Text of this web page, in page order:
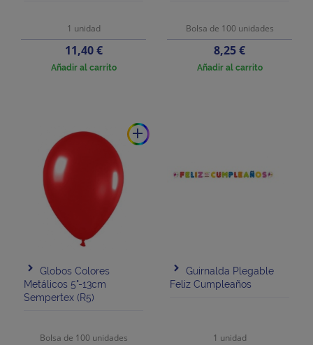
1 unidad
Precio
11,40 €
Añadir al carrito
Bolsa de 100 unidades
Precio
8,25 €
Añadir al carrito
add
Globos Colores
Metálicos 5"-13cm
Sempertex (R5)
Bolsa de 100 unidades
Guirnalda Plegable
Feliz Cumpleaños
1 unidad